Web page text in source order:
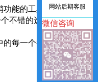
能的工具的小型企业所
不错的选择。
每一个都根据联系人数
网站后期客服
微信咨询